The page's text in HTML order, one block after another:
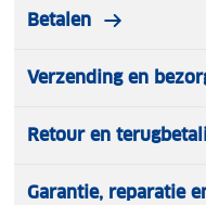
Betalen
Verzending en
Retour en
Garantie, reparatie